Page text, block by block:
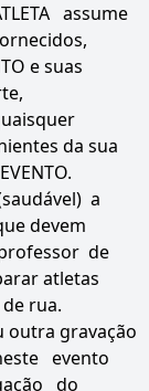
assume
e suas
da sua
a
devem
de
atletas
rua.
outra gravação
evento
do